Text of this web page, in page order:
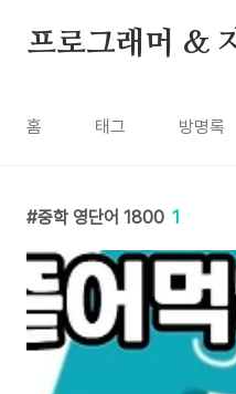
프로그래머 &
홈 태그 방명록
중학 영단어 1800 1